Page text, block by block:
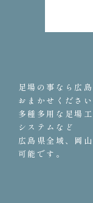
足場の事なら広
おまかせください
多種多用な足場
システムなど
広島県全域、岡
可能です。